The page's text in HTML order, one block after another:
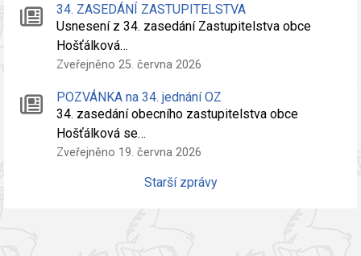
34. ZASEDÁNÍ ZASTUPITELSTVA
Usnesení z 34. zasedání Zastupitelstva obce
Hošťálková…
Zveřejněno 25. června 2026
POZVÁNKA na 34. jednání OZ
34. zasedání obecního zastupitelstva obce
Hošťálková se…
Zveřejněno 19. června 2026
Starší zprávy